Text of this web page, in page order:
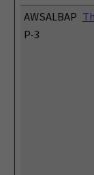
AWSALBAP
P-3